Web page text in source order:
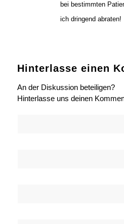
bei bestimmten
ich dringend abraten!
Hinterlasse einen
An der Diskussion beteiligen?
Hinterlasse uns deinen